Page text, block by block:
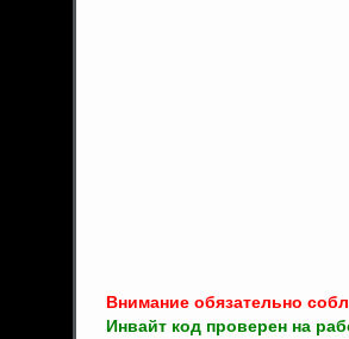
Внимание обязательно
Инвайт код проверен на